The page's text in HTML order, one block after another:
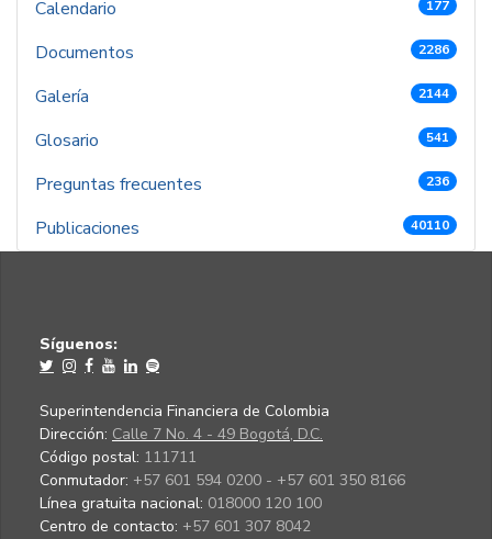
Calendario
177
Documentos 2286
Galería 2144
Glosario 541
Preguntas frecuentes 236
Publicaciones 40110
Síguenos:
Superintendencia Financiera de Colombia
Dirección: Calle 7 No. 4 - 49 Bogotá, D.C.
Código postal: 111711
Conmutador: +57 601 594 0200 - +57 601 350 8166
Línea gratuita nacional: 018000 120 100
Centro de contacto: +57 601 307 8042